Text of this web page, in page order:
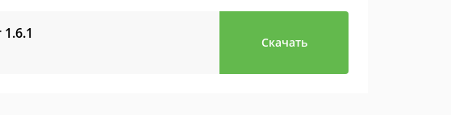
1.6.1
Скачать